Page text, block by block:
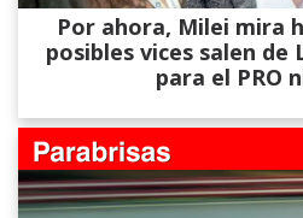
Por ahora, Milei mira
posibles vices salen de
para el PRO